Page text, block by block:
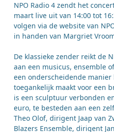
NPO Radio 4 zendt het
maart live uit van 14:00 tot
volgen via de website van
in handen van Margriet
De klassieke zender reikt de
aan een musicus, ensemble
een onderscheidende manier
toegankelijk maakt voor een
is een sculptuur verbonden
euro, te besteden aan een
Theo Olof, dirigent Jaap van
Blazers Ensemble, dirigent